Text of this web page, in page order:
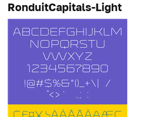
RonduitCapitals-Light